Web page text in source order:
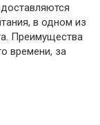
в одном из
Преимущества
времени, за